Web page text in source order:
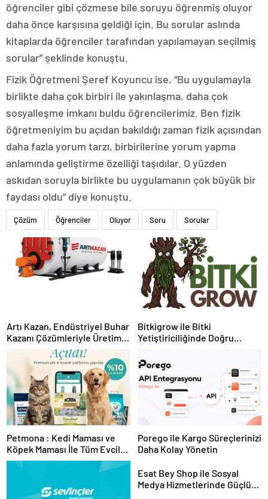
öğrenciler gibi çözmese bile soruyu öğrenmiş oluyor
daha önce karşısına geldiği için. Bu sorular aslında
kitaplarda öğrenciler tarafından yapılamayan seçilmiş
sorular” şeklinde konuştu.
Fizik Öğretmeni Şeref Koyuncu ise, “Bu uygulamayla
birlikte daha çok birbiri ile yakınlaşma, daha çok
sosyalleşme imkanı buldu öğrencilerimiz. Ben fizik
öğretmeniyim bu açıdan bakıldığı zaman fizik açısından
daha fazla yorum tarzı, birbirilerine yorum yapma
anlamında geliştirme özelliği taşıdılar. O yüzden
askıdan soruyla birlikte bu uygulamanın çok büyük bir
faydası oldu” diye konuştu.
Çözüm Öğrenciler Oluyor Soru Sorular
Artı Kazan, Endüstriyel Buhar
Kazanı Çözümleriyle Üretim
Tesislerine Verimli Sistemler
Sunuyor
Bitkigrow ile Bitki
Yetiştiriciliğinde Doğru
Petmona : Kedi Maması ve
Köpek Maması İle Tüm Evcil
Hayvan Ürünleri
Porego ile Kargo Süreçlerinizi
Daha Kolay Yönetin
Esat Bey Shop ile Sosyal
Medya Hizmetlerinde Güçlü